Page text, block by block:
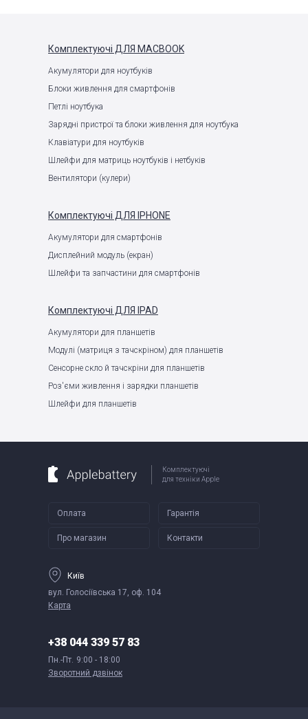
Комплектуючі ДЛЯ MACBOOK
Акумулятори для ноутбуків
Блоки живлення для смартфонів
Петлі ноутбука
Зарядні пристрої та блоки живлення для ноутбука
Клавіатури для ноутбуків
Шлейфи для матриць ноутбуків і нетбуків
Вентилятори (кулери)
Комплектуючі ДЛЯ IPHONE
Акумулятори для смартфонів
Дисплейний модуль (екран)
Шлейфи та запчастини для смартфонів
Комплектуючі ДЛЯ IPAD
Акумулятори для планшетів
Модулі (матриця з тачскріном) для планшетів
Сенсорне скло й тачскріни для планшетів
Роз'єми живлення і зарядки планшетів
Шлейфи для планшетів
Комплектуючі
для техніки Apple
Оплата Гарантія
Про магазин Контакти
Київ
вул. Голосіївська 17, оф. 104
Карта
+38 044 339 57 83
Пн.-Пт. 9:00 - 18:00
Зворотний дзвінок